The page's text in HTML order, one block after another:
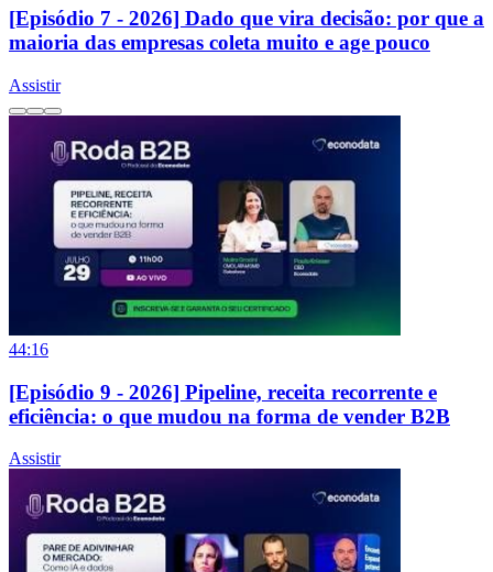
[Episódio 7 - 2026] Dado que vira decisão: por que a
maioria das empresas coleta muito e age pouco
Assistir
44:16
[Episódio 9 - 2026] Pipeline, receita recorrente e
eficiência: o que mudou na forma de vender B2B
Assistir